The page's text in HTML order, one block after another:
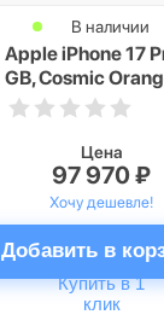
Apple iPhone 17
GB, Cosmic
В наличии
Цена
97 970 ₽
Хочу дешевле!
Добавить в
Купить в 1
клик